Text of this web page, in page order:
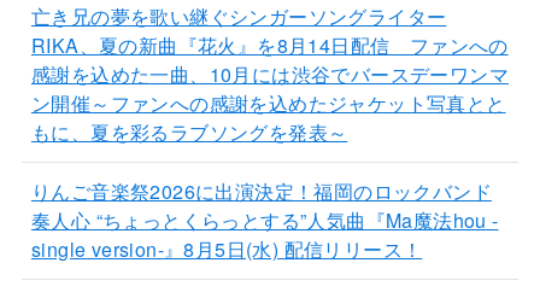
亡き兄の夢を歌い継ぐシンガーソングライター
RIKA、夏の新曲『花火』を8月14日配信 ファンへの
感謝を込めた一曲、10月には渋谷でバースデーワンマ
ン開催～ファンへの感謝を込めたジャケット写真とと
もに、夏を彩るラブソングを発表～
りんご音楽祭2026に出演決定！福岡のロックバンド
奏人心 “ちょっとくらっとする”人気曲『Ma魔法hou -
single version-』8月5日(水) 配信リリース！